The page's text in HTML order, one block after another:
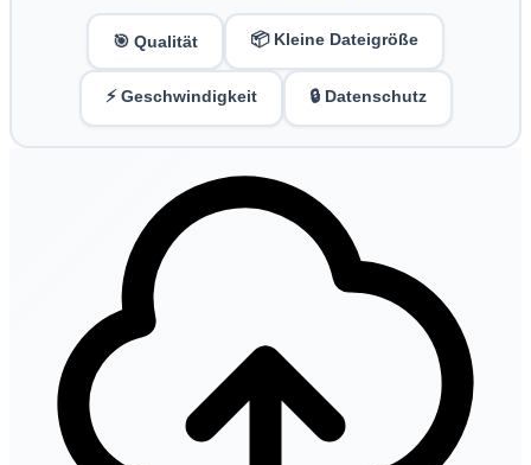
🎯 Qualität 📦 Kleine Dateigröße
⚡ Geschwindigkeit 🔒 Datenschutz